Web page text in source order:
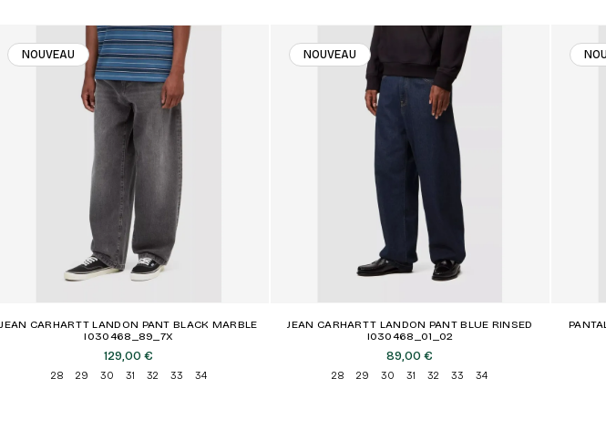
JEAN CARHARTT LANDON PANT BLACK MARBLE
I030468_89_7X
129,00 €
28 29 30 31 32 33 34
NOUVEAU
JEAN CARHARTT LANDON PANT BLUE RINSED
I030468_01_02
89,00 €
28 29 30 31 32 33 34
NOUVEAU